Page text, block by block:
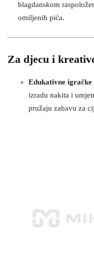
blagdanskom
omiljenih pića.
Za djecu i
Edukativne
izradu nakita i
pružaju zabavu za